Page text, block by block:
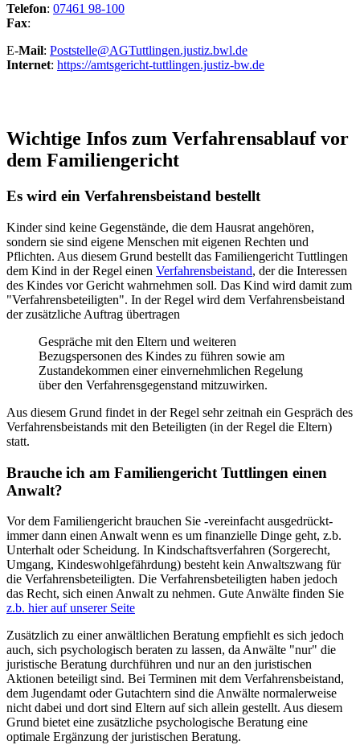
Telefon: 07461 98-100
Fax:
E-Mail: Poststelle@AGTuttlingen.justiz.bwl.de
Internet: https://amtsgericht-tuttlingen.justiz-bw.de
Wichtige Infos zum Verfahrensablauf vor
dem Familiengericht
Es wird ein Verfahrensbeistand bestellt
Kinder sind keine Gegenstände, die dem Hausrat angehören,
sondern sie sind eigene Menschen mit eigenen Rechten und
Pflichten. Aus diesem Grund bestellt das Familiengericht Tuttlingen
dem Kind in der Regel einen Verfahrensbeistand, der die Interessen
des Kindes vor Gericht wahrnehmen soll. Das Kind wird damit zum
"Verfahrensbeteiligten". In der Regel wird dem Verfahrensbeistand
der zusätzliche Auftrag übertragen
Gespräche mit den Eltern und weiteren
Bezugspersonen des Kindes zu führen sowie am
Zustandekommen einer einvernehmlichen Regelung
über den Verfahrensgegenstand mitzuwirken.
Aus diesem Grund findet in der Regel sehr zeitnah ein Gespräch des
Verfahrensbeistands mit den Beteiligten (in der Regel die Eltern)
statt.
Brauche ich am Familiengericht Tuttlingen einen
Anwalt?
Vor dem Familiengericht brauchen Sie -vereinfacht ausgedrückt-
immer dann einen Anwalt wenn es um finanzielle Dinge geht, z.b.
Unterhalt oder Scheidung. In Kindschaftsverfahren (Sorgerecht,
Umgang, Kindeswohlgefährdung) besteht kein Anwaltszwang für
die Verfahrensbeteiligten. Die Verfahrensbeteiligten haben jedoch
das Recht, sich einen Anwalt zu nehmen. Gute Anwälte finden Sie
z.b. hier auf unserer Seite
Zusätzlich zu einer anwältlichen Beratung empfiehlt es sich jedoch
auch, sich psychologisch beraten zu lassen, da Anwälte "nur" die
juristische Beratung durchführen und nur an den juristischen
Aktionen beteiligt sind. Bei Terminen mit dem Verfahrensbeistand,
dem Jugendamt oder Gutachtern sind die Anwälte normalerweise
nicht dabei und dort sind Eltern auf sich allein gestellt. Aus diesem
Grund bietet eine zusätzliche psychologische Beratung eine
optimale Ergänzung der juristischen Beratung.